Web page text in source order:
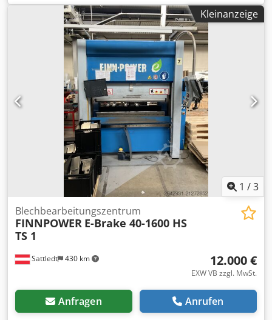
Technische Merkmale: Maximale Arbeitslänge 2160 mm
Maximale Blechdicke (Stahl 400 N/mm2) 2,0 mm Maximale
Blechdicke (Edelstahl) 1,5 mm Maximale Blechdicke
(Aluminium) 3,0 mm Maximale Entwicklungsblattbreite
1500 mm Maximale Falzhöhe an vier Seiten max * 203 mm
180 Grad Klappbereich der Klinge Maschinenbreite ca.
5500 mm Maschinenlänge ca. 7000 mm Maschinenhöhe
2500 mm Gesamtgewicht 20000 kg Leistung 25 kW Cedev A
Tfgjpfx Aprerf Frequenz 50 Hz Druck 6 bar Platinen-Feeder-
Portalladesystem
Kleinanzeige
1 /3
Sattledt 430 km
Blechbearbeitungszentrum
FINNPOWER E-Brake 40-1600 HS
TS 1
12.000 €
EXW VB zzgl. MwSt.
Anfragen Anrufen